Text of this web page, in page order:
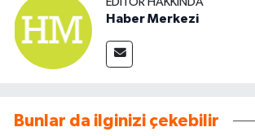
Haber Merkezi
Bunlar da ilginizi çekebilir